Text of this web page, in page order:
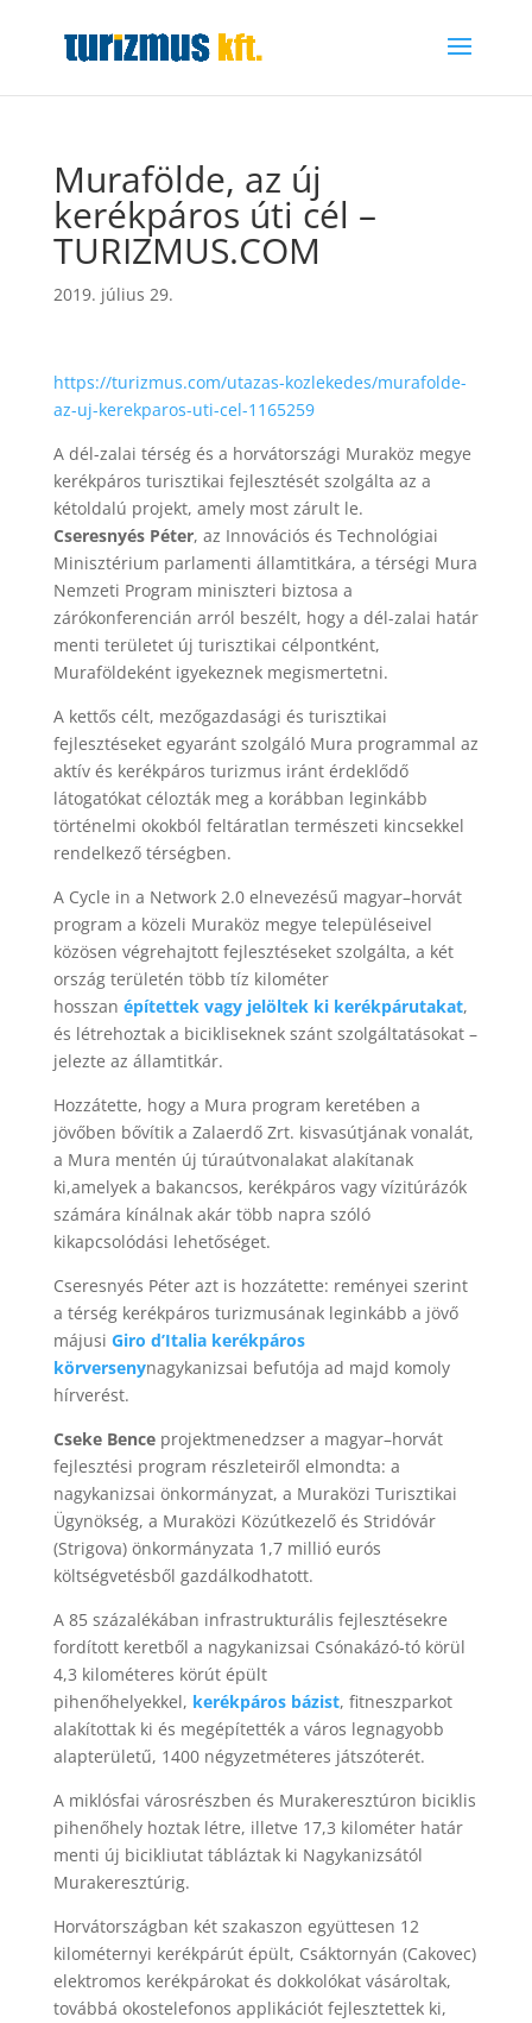
Murafölde, az új
kerékpáros úti cél –
TURIZMUS.COM
2019. július 29.
https://turizmus.com/utazas-kozlekedes/murafolde-
az-uj-kerekparos-uti-cel-1165259
A dél-zalai térség és a horvátországi Muraköz megye
kerékpáros turisztikai fejlesztését szolgálta az a
kétoldalú projekt, amely most zárult le.
Cseresnyés Péter, az Innovációs és Technológiai
Minisztérium parlamenti államtitkára, a térségi Mura
Nemzeti Program miniszteri biztosa a
zárókonferencián arról beszélt, hogy a dél-zalai határ
menti területet új turisztikai célpontként,
Muraföldeként igyekeznek megismertetni.
A kettős célt, mezőgazdasági és turisztikai
fejlesztéseket egyaránt szolgáló Mura programmal az
aktív és kerékpáros turizmus iránt érdeklődő
látogatókat célozták meg a korábban leginkább
történelmi okokból feltáratlan természeti kincsekkel
rendelkező térségben.
A Cycle in a Network 2.0 elnevezésű magyar–horvát
program a közeli Muraköz megye településeivel
közösen végrehajtott fejlesztéseket szolgálta, a két
ország területén több tíz kilométer
hosszan építettek vagy jelöltek ki kerékpárutakat,
és létrehoztak a bicikliseknek szánt szolgáltatásokat –
jelezte az államtitkár.
Hozzátette, hogy a Mura program keretében a
jövőben bővítik a Zalaerdő Zrt. kisvasútjának vonalát,
a Mura mentén új túraútvonalakat alakítanak
ki,amelyek a bakancsos, kerékpáros vagy vízitúrázók
számára kínálnak akár több napra szóló
kikapcsolódási lehetőséget.
Cseresnyés Péter azt is hozzátette: reményei szerint
a térség kerékpáros turizmusának leginkább a jövő
májusi Giro d’Italia kerékpáros
körversenynagykanizsai befutója ad majd komoly
hírverést.
Cseke Benceprojektmenedzser a magyar–horvát
fejlesztési program részleteiről elmondta: a
nagykanizsai önkormányzat, a Muraközi Turisztikai
Ügynökség, a Muraközi Közútkezelő és Stridóvár
(Strigova) önkormányzata 1,7 millió eurós
költségvetésből gazdálkodhatott.
A 85 százalékában infrastrukturális fejlesztésekre
fordított keretből a nagykanizsai Csónakázó-tó körül
4,3 kilométeres körút épült
pihenőhelyekkel, kerékpáros bázist, fitneszparkot
alakítottak ki és megépítették a város legnagyobb
alapterületű, 1400 négyzetméteres játszóterét.
A miklósfai városrészben és Murakeresztúron biciklis
pihenőhely hoztak létre, illetve 17,3 kilométer határ
menti új bicikliutat tábláztak ki Nagykanizsától
Murakeresztúrig.
Horvátországban két szakaszon együttesen 12
kilométernyi kerékpárút épült, Csáktornyán (Cakovec)
elektromos kerékpárokat és dokkolókat vásároltak,
továbbá okostelefonos applikációt fejlesztettek ki,